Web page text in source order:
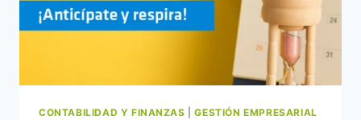
CONTABILIDAD Y FINANZAS |GESTIÓN EMPRESARIAL